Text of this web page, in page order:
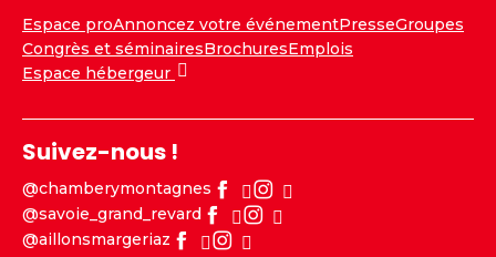
Espace proAnnoncez votre événementPresseGroupes
Congrès et séminairesBrochuresEmplois
Espace hébergeur
Suivez-nous !
@chamberymontagnes
@savoie_grand_revard
@aillonsmargeriaz